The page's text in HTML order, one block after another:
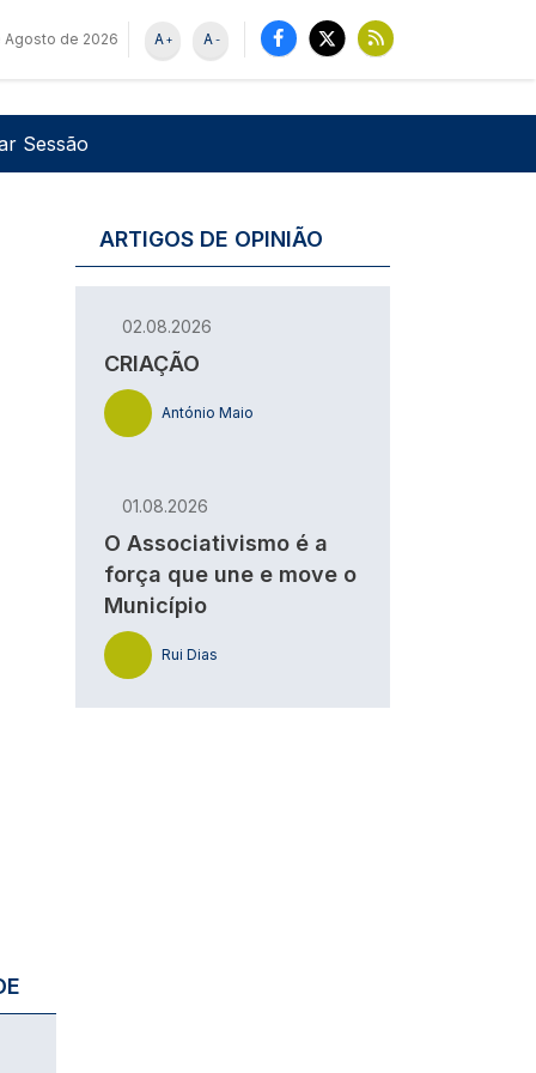
Agosto de 2026 -
A
+
A
de utilizador
Sessão
ARTIGOS DE OPINIÃO
02.08.2026
CRIAÇÃO
António Maio
01.08.2026
O Associativismo é a
força que une e move o
Município
Rui Dias